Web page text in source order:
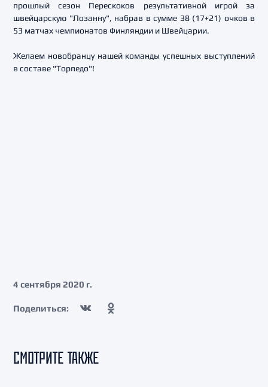
прошлый сезон Перескоков результативной игрой за
швейцарскую "Лозанну", набрав в сумме 38 (17+21) очков в
53 матчах чемпионатов Финляндии и Швейцарии.
Желаем новобранцу нашей команды успешных выступлений
в составе "Торпедо"!
4 сентября 2020 г.
Поделиться:
СМОТРИТЕ ТАКЖЕ